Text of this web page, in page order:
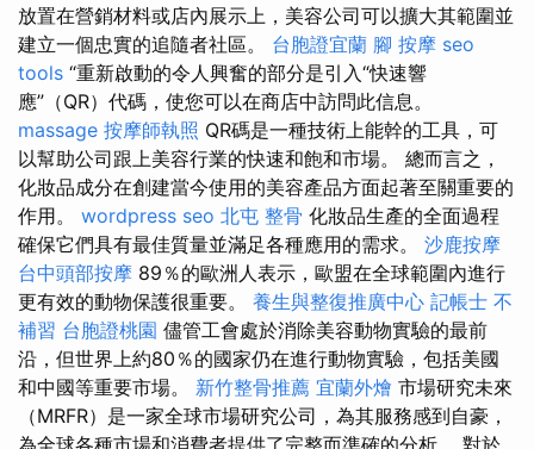
放置在營銷材料或店內展示上，美容公司可以擴大其範圍並
建立一個忠實的追隨者社區。 台胞證宜蘭 腳 按摩 seo
tools “重新啟動的令人興奮的部分是引入“快速響
應”（QR）代碼，使您可以在商店中訪問此信息。
massage 按摩師執照 QR碼是一種技術上能幹的工具，可
以幫助公司跟上美容行業的快速和飽和市場。 總而言之，
化妝品成分在創建當今使用的美容產品方面起著至關重要的
作用。 wordpress seo 北屯 整骨 化妝品生產的全面過程
確保它們具有最佳質量並滿足各種應用的需求。 沙鹿按摩
台中頭部按摩 89％的歐洲人表示，歐盟在全球範圍內進行
更有效的動物保護很重要。 養生與整復推廣中心 記帳士 不
補習 台胞證桃園 儘管工會處於消除美容動物實驗的最前
沿，但世界上約80％的國家仍在進行動物實驗，包括美國
和中國等重要市場。 新竹整骨推薦 宜蘭外燴 市場研究未來
（MRFR）是一家全球市場研究公司，為其服務感到自豪，
為全球各種市場和消費者提供了完整而準確的分析。 對於